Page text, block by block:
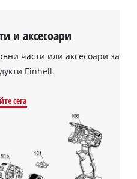
вашето съгласие, за да
услугата Google Maps!
и аксесоари
части или аксесоари за
Einhell.
сега